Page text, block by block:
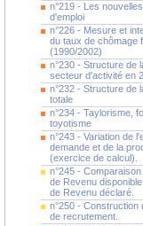
n°219 - Les
d'emploi
n°226 - Mesure et
du taux de chômage
(1990/2002)
n°230 - Structure de
secteur d'activité en
n°232 - Structure de
totale
n°234 - Taylorisme,
toyotisme
n°243 - Variation de
demande et de la
(exercice de calcul).
n°245 - Comparaison
de Revenu
de Revenu déclaré.
n°250 - Construction
de recrutement.